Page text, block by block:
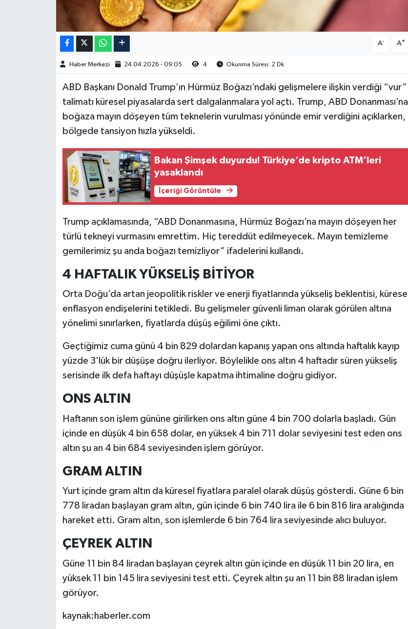
A- A+
Haber Merkezi 24.04.2026 - 09:05 4 Okunma Süresi: 2 Dk
ABD Başkanı Donald Trump’ın Hürmüz Boğazı’ndaki gelişmelere ilişkin verdiği “vur”
talimatı küresel piyasalarda sert dalgalanmalara yol açtı. Trump, ABD Donanması’na
boğaza mayın döşeyen tüm teknelerin vurulması yönünde emir verdiğini açıklarken,
bölgede tansiyon hızla yükseldi.
Bakan Şimşek duyurdu! Türkiye’de kripto ATM’leri
yasaklandı
İçeriği Görüntüle
Trump açıklamasında, “ABD Donanmasına, Hürmüz Boğazı’na mayın döşeyen her
türlü tekneyi vurmasını emrettim. Hiç tereddüt edilmeyecek. Mayın temizleme
gemilerimiz şu anda boğazı temizliyor” ifadelerini kullandı.
4 HAFTALIK YÜKSELİŞ BİTİYOR
Orta Doğu’da artan jeopolitik riskler ve enerji fiyatlarında yükseliş beklentisi, küresel
enflasyon endişelerini tetikledi. Bu gelişmeler güvenli liman olarak görülen altına
yönelimi sınırlarken, fiyatlarda düşüş eğilimi öne çıktı.
Geçtiğimiz cuma günü 4 bin 829 dolardan kapanış yapan ons altında haftalık kayıp
yüzde 3'lük bir düşüşe doğru ilerliyor. Böylelikle ons altın 4 haftadır süren yükseliş
serisinde ilk defa haftayı düşüşle kapatma ihtimaline doğru gidiyor.
ONS ALTIN
Haftanın son işlem gününe girilirken ons altın güne 4 bin 700 dolarla başladı. Gün
içinde en düşük 4 bin 658 dolar, en yüksek 4 bin 711 dolar seviyesini test eden ons
altın şu an 4 bin 684 seviyesinden işlem görüyor.
GRAM ALTIN
Yurt içinde gram altın da küresel fiyatlara paralel olarak düşüş gösterdi. Güne 6 bin
778 liradan başlayan gram altın, gün içinde 6 bin 740 lira ile 6 bin 816 lira aralığında
hareket etti. Gram altın, son işlemlerde 6 bin 764 lira seviyesinde alıcı buluyor.
ÇEYREK ALTIN
Güne 11 bin 84 liradan başlayan çeyrek altın gün içinde en düşük 11 bin 20 lira, en
yüksek 11 bin 145 lira seviyesini test etti. Çeyrek altın şu an 11 bin 88 liradan işlem
görüyor.
kaynak:haberler.com